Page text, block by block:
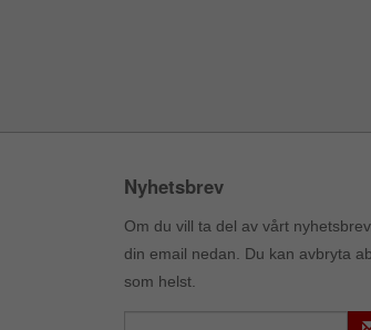
Nyhetsbrev
Om du vill ta del av vårt
din email nedan. Du kan avbryta
som helst.